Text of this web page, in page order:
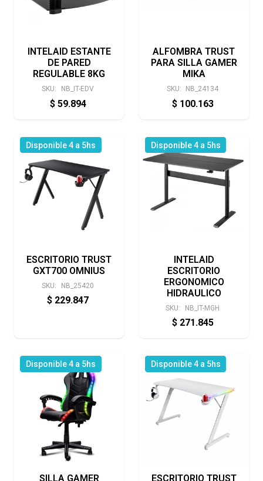
INTELAID ESTANTE
DE PARED
REGULABLE 8KG
SKU: NB_IT-EDV
$ 59.894
ALFOMBRA TRUST
PARA SILLA GAMER
MIKA
SKU: NB_24134
$ 100.163
Disponible 4 a 5hs
ESCRITORIO TRUST
GXT700 OMNIUS
SKU: NB_25420
$ 229.847
Disponible 4 a 5hs
INTELAID
ESCRITORIO
ERGONOMICO
HIDRAULICO
SKU: NB_IT-MGH
$ 271.845
Disponible 4 a 5hs
SILLA GAMER
Disponible 4 a 5hs
ESCRITORIO TRUST